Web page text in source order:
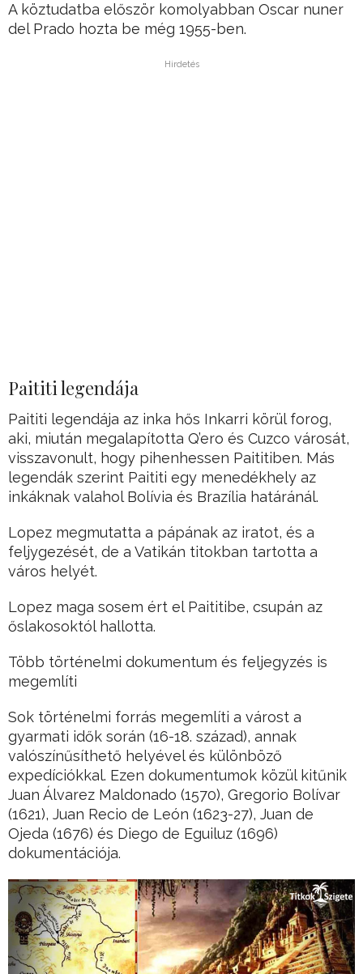
A köztudatba először komolyabban Oscar nuner
del Prado hozta be még 1955-ben.
Hirdetés
Paititi legendája
Paititi legendája az inka hős Inkarri körül forog,
aki, miután megalapította Q’ero és Cuzco városát,
visszavonult, hogy pihenhessen Paititiben. Más
legendák szerint Paititi egy menedékhely az
inkáknak valahol Bolívia és Brazília határánál.
Lopez megmutatta a pápának az iratot, és a
feljygezését, de a Vatikán titokban tartotta a
város helyét.
Lopez maga sosem ért el Paititibe, csupán az
őslakosoktól hallotta.
Több történelmi dokumentum és feljegyzés is
megemlíti
Sok történelmi forrás megemlíti a várost a
gyarmati idők során (16-18. század), annak
valószínűsíthető helyével és különböző
expedíciókkal. Ezen dokumentumok közül kitűnik
Juan Álvarez Maldonado (1570), Gregorio Bolívar
(1621), Juan Recio de León (1623-27), Juan de
Ojeda (1676) és Diego de Eguiluz (1696)
dokumentációja.